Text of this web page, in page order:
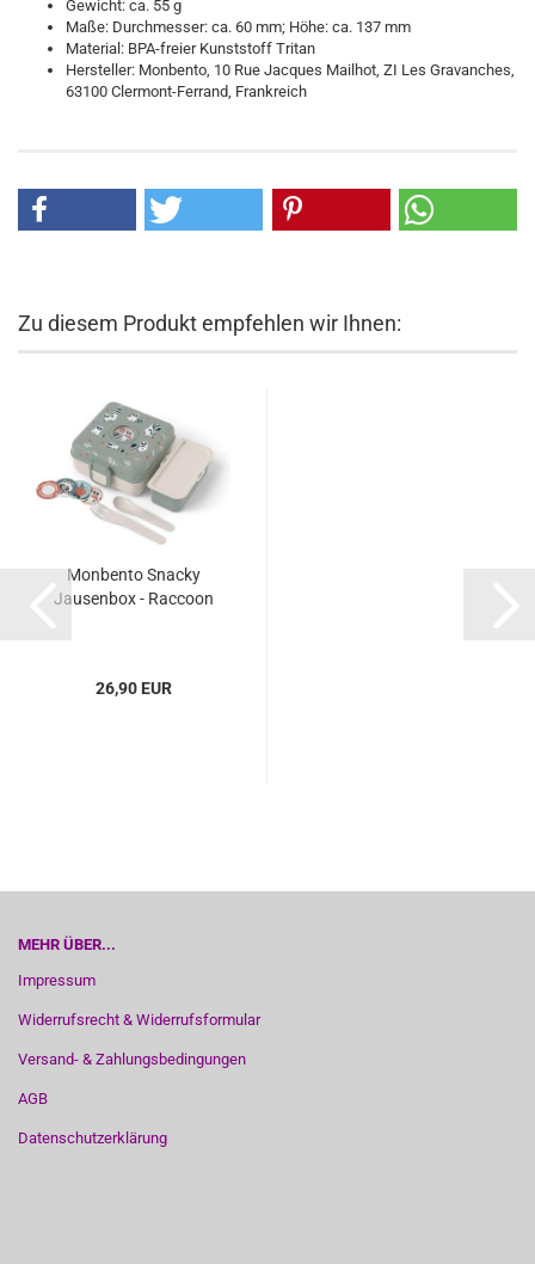
Gewicht: ca. 55 g
Maße: Durchmesser: ca. 60 mm; Höhe: ca. 137 mm
Material: BPA-freier Kunststoff Tritan
Hersteller: Monbento, 10 Rue Jacques Mailhot, ZI Les Gravanches,
63100 Clermont-Ferrand, Frankreich
Zu diesem Produkt empfehlen wir Ihnen:
Monbento Snacky
Jausenbox - Raccoon
26,90 EUR
MEHR ÜBER...
Impressum
Widerrufsrecht & Widerrufsformular
Versand- & Zahlungsbedingungen
AGB
Datenschutzerklärung